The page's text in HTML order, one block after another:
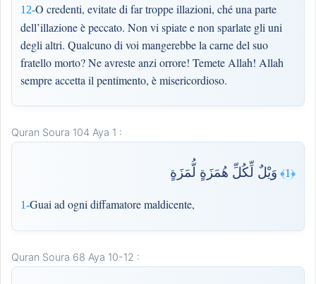
12-O credenti, evitate di far troppe illazioni, ché una parte
dell’illazione è peccato. Non vi spiate e non sparlate gli uni
degli altri. Qualcuno di voi mangerebbe la carne del suo
fratello morto? Ne avreste anzi orrore! Temete Allah! Allah
sempre accetta il pentimento, è misericordioso.
Quran Soura 104 Aya 1 :
﴿1﴾ وَيْلٌ لِّكُلِّ هُمَزَةٍ لُّمَزَةٍ
1-Guai ad ogni diffamatore maldicente,
Quran Soura 68 Aya 10-12 :